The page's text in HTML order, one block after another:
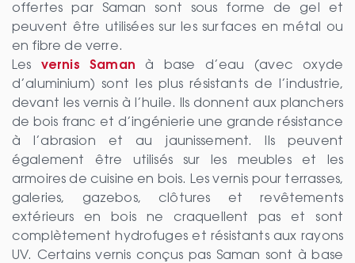
offertes par Saman sont sous forme de gel et
peuvent être utilisées sur les surfaces en métal ou
en fibre de verre.
Les vernis Saman à base d’eau (avec oxyde
d’aluminium) sont les plus résistants de l’industrie,
devant les vernis à l’huile. Ils donnent aux planchers
de bois franc et d’ingénierie une grande résistance
à l’abrasion et au jaunissement. Ils peuvent
également être utilisés sur les meubles et les
armoires de cuisine en bois. Les vernis pour terrasses,
galeries, gazebos, clôtures et revêtements
extérieurs en bois ne craquellent pas et sont
complètement hydrofuges et résistants aux rayons
UV. Certains vernis conçus pas Saman sont à base